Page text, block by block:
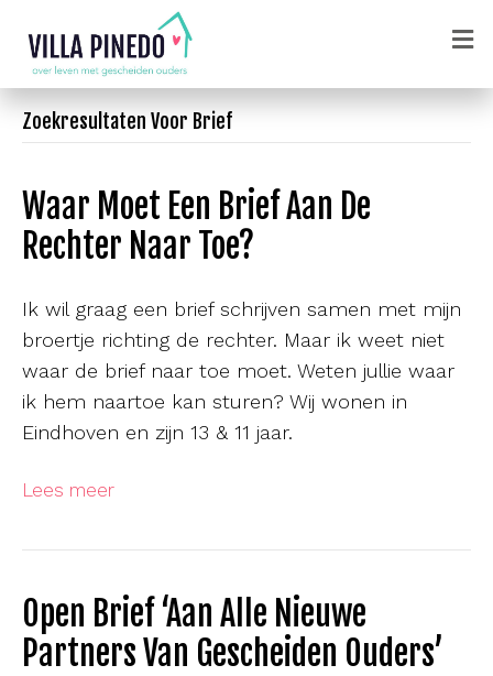
Zoekresultaten Voor Brief
Waar Moet Een Brief Aan De
Rechter Naar Toe?
Ik wil graag een brief schrijven samen met mijn
broertje richting de rechter. Maar ik weet niet
waar de brief naar toe moet. Weten jullie waar
ik hem naartoe kan sturen? Wij wonen in
Eindhoven en zijn 13 & 11 jaar.
Lees meer
Open Brief ‘Aan Alle Nieuwe
Partners Van Gescheiden Ouders’